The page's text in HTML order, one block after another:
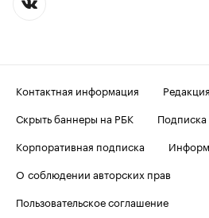
Контактная информация
Редакция
Скрыть баннеры на РБК
Корпоративная подписка
О соблюдении авторских прав
Пользовательское соглашение